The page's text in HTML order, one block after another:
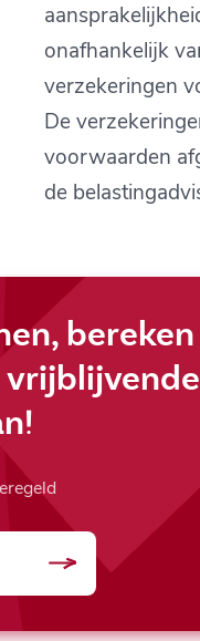
onafhankelijk
verzekeringen
De
voorwaarden
de
vrijblijvende